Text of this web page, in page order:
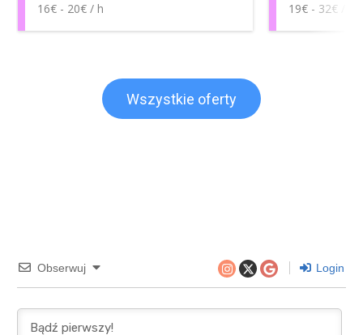
16€ - 20€ / h
19€ - 32€ / h
Wszystkie oferty
Obserwuj Login